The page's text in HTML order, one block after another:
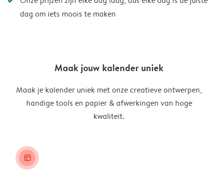
dag om iets moois te maken
Maak jouw kalender uniek
Maak je kalender uniek met onze creatieve ontwerpen,
handige tools en papier & afwerkingen van hoge
kwaliteit.
layout_alt